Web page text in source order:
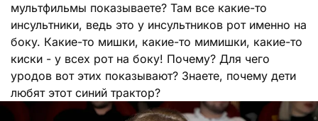
мультфильмы показываете? Там все какие-то
инсультники, ведь это у инсультников рот именно на
боку. Какие-то мишки, какие-то мимишки, какие-то
киски - у всех рот на боку! Почему? Для чего
уродов вот этих показывают? Знаете, почему дети
любят этот синий трактор?